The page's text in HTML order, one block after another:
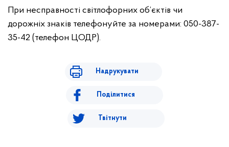
При несправності світлофорних об’єктів чи
дорожніх знаків телефонуйте за номерами: 050-387-
35-42 (телефон ЦОДР).
Надрукувати
Поділитися
Твітнути